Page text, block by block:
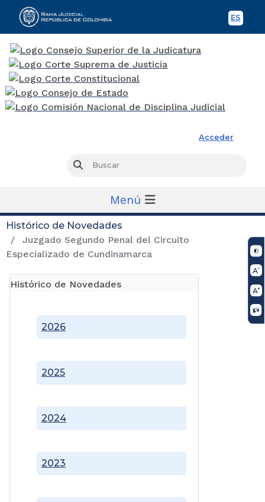
ES
Acceder
Buscar
Menú
Histórico de Novedades
Juzgado Segundo Penal del Circuito
Especializado de Cundinamarca
Histórico de Novedades
2023
2024
2025
2026